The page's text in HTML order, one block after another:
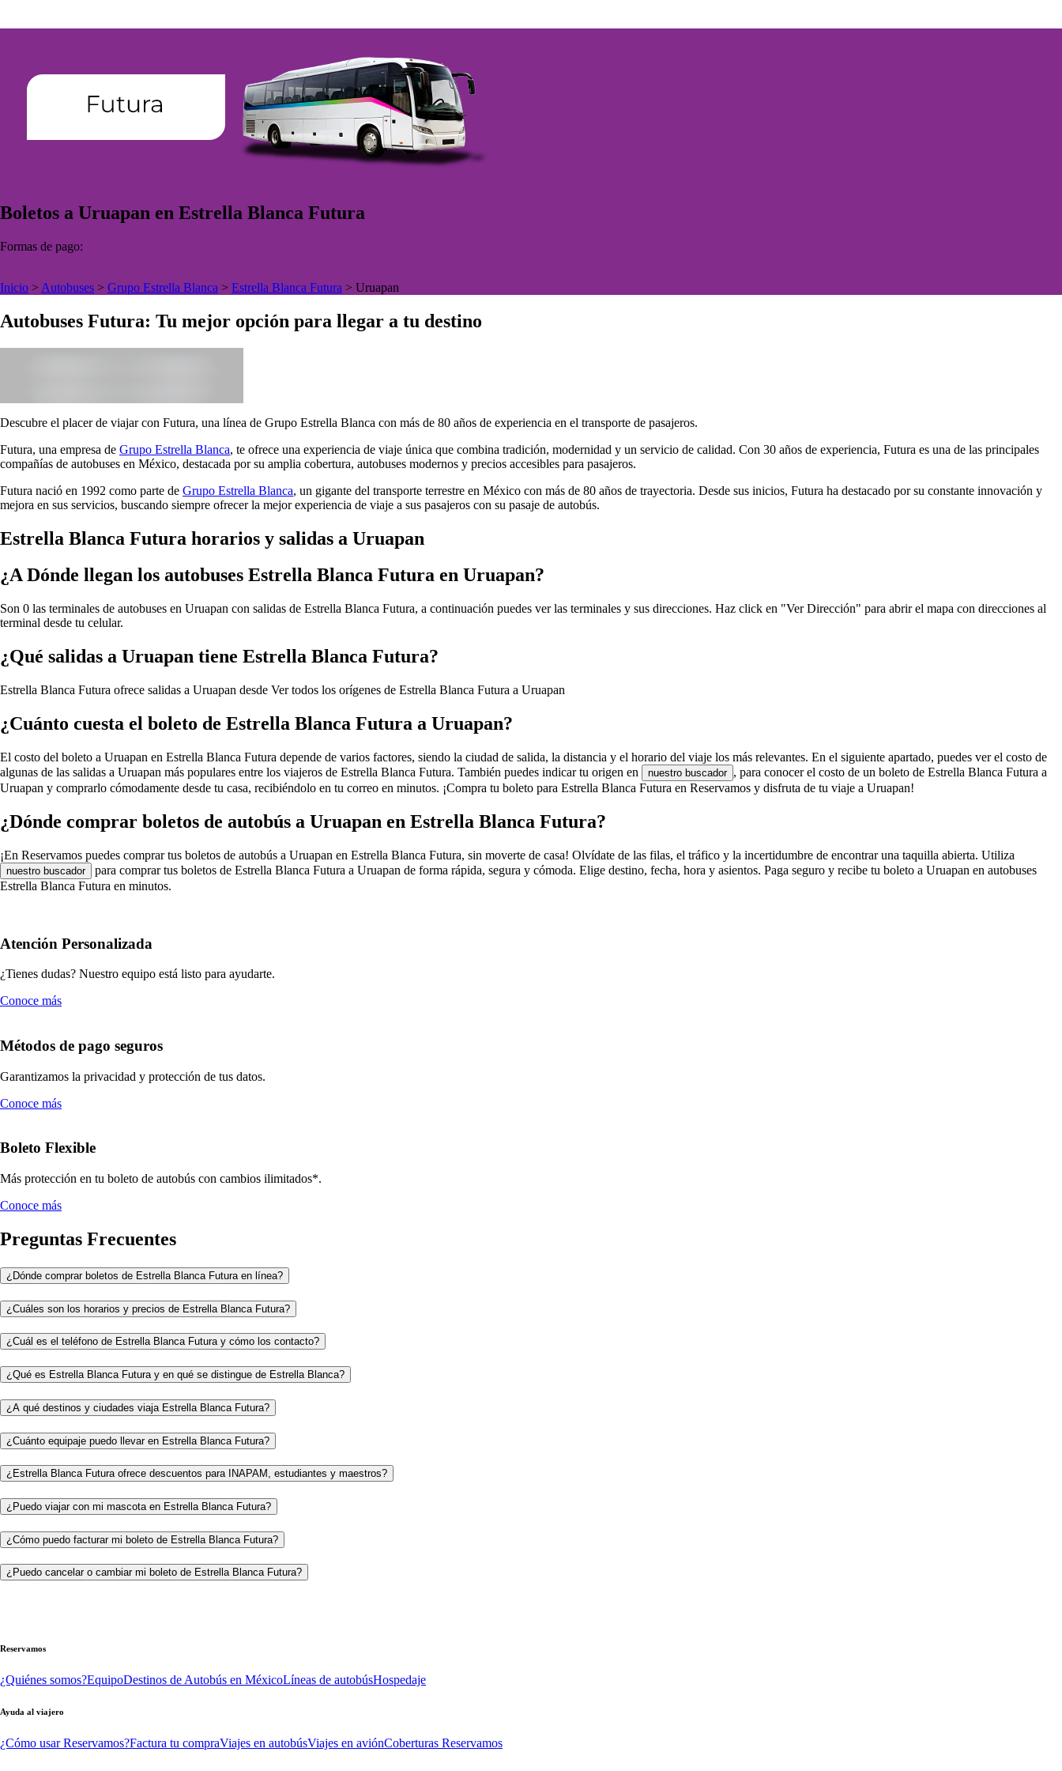
Boletos a Uruapan en Estrella Blanca Futura
Formas de pago:
Inicio > Autobuses > Grupo Estrella Blanca > Estrella Blanca Futura > Uruapan
Autobuses Futura: Tu mejor opción para llegar a tu destino
Descubre el placer de viajar con Futura, una línea de Grupo Estrella Blanca con más de 80 años de experiencia en el transporte de pasajeros.
Futura, una empresa de Grupo Estrella Blanca, te ofrece una experiencia de viaje única que combina tradición, modernidad y un servicio de calidad. Con 30 años de experiencia, Futura es una de las principales
compañías de autobuses en México, destacada por su amplia cobertura, autobuses modernos y precios accesibles para pasajeros.
Futura nació en 1992 como parte de Grupo Estrella Blanca, un gigante del transporte terrestre en México con más de 80 años de trayectoria. Desde sus inicios, Futura ha destacado por su constante innovación y
mejora en sus servicios, buscando siempre ofrecer la mejor experiencia de viaje a sus pasajeros con su pasaje de autobús.
Estrella Blanca Futura horarios y salidas a Uruapan
¿A Dónde llegan los autobuses Estrella Blanca Futura en Uruapan?
Son 0 las terminales de autobuses en Uruapan con salidas de Estrella Blanca Futura, a continuación puedes ver las terminales y sus direcciones. Haz click en "Ver Dirección" para abrir el mapa con direcciones al
terminal desde tu celular.
¿Qué salidas a Uruapan tiene Estrella Blanca Futura?
Estrella Blanca Futura ofrece salidas a Uruapan desde Ver todos los orígenes de Estrella Blanca Futura a Uruapan
¿Cuánto cuesta el boleto de Estrella Blanca Futura a Uruapan?
El costo del boleto a Uruapan en Estrella Blanca Futura depende de varios factores, siendo la ciudad de salida, la distancia y el horario del viaje los más relevantes. En el siguiente apartado, puedes ver el costo de
algunas de las salidas a Uruapan más populares entre los viajeros de Estrella Blanca Futura. También puedes indicar tu origen en
nuestro buscador , para conocer el costo de un boleto de Estrella Blanca Futura a
Uruapan y comprarlo cómodamente desde tu casa, recibiéndolo en tu correo en minutos. ¡Compra tu boleto para Estrella Blanca Futura en Reservamos y disfruta de tu viaje a Uruapan!
¿Dónde comprar boletos de autobús a Uruapan en Estrella Blanca Futura?
¡En Reservamos puedes comprar tus boletos de autobús a Uruapan en Estrella Blanca Futura, sin moverte de casa! Olvídate de las filas, el tráfico y la incertidumbre de encontrar una taquilla abierta. Utiliza
nuestro buscador
para comprar tus boletos de Estrella Blanca Futura a Uruapan de forma rápida, segura y cómoda. Elige destino, fecha, hora y asientos. Paga seguro y recibe tu boleto a Uruapan en autobuses
Estrella Blanca Futura en minutos.
Atención Personalizada
¿Tienes dudas? Nuestro equipo está listo para ayudarte.
Conoce más
Métodos de pago seguros
Garantizamos la privacidad y protección de tus datos.
Conoce más
Boleto Flexible
Más protección en tu boleto de autobús con cambios ilimitados*.
Conoce más
Preguntas Frecuentes
¿Dónde comprar boletos de Estrella Blanca Futura en línea?
¿Cuáles son los horarios y precios de Estrella Blanca Futura?
¿Cuál es el teléfono de Estrella Blanca Futura y cómo los contacto?
¿Qué es Estrella Blanca Futura y en qué se distingue de Estrella Blanca?
¿A qué destinos y ciudades viaja Estrella Blanca Futura?
¿Cuánto equipaje puedo llevar en Estrella Blanca Futura?
¿Estrella Blanca Futura ofrece descuentos para INAPAM, estudiantes y maestros?
¿Puedo viajar con mi mascota en Estrella Blanca Futura?
¿Cómo puedo facturar mi boleto de Estrella Blanca Futura?
¿Puedo cancelar o cambiar mi boleto de Estrella Blanca Futura?
Reservamos
¿Quiénes somos?EquipoDestinos de Autobús en MéxicoLíneas de autobúsHospedaje
Ayuda al viajero
¿Cómo usar Reservamos?Factura tu compraViajes en autobúsViajes en aviónCoberturas Reservamos